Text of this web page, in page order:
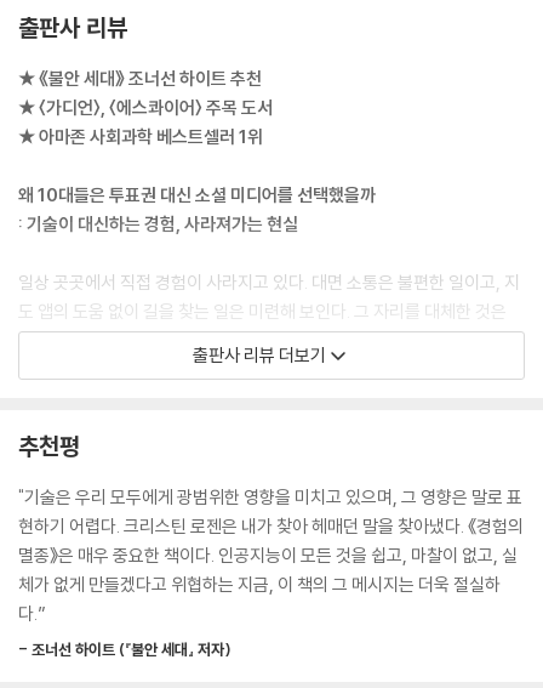
기를 나누고 그 반응을 기록한다. 베이비 모니터는 그들을 지켜본다. 기기
는 그들을 추적하고 모니터링한다. 부모는 아이가 태어나자마자 온라인 아
이디와 인스타그램 페이지를 만든다. 그들은 디지털 이미지를 무엇보다 중
요하게 여기는 문화 속에서, 온라인 세계를 지배하는 소셜 미디어 플랫폼
면 상호작용의 가능성은 낮으며 익명의 괴롭힘이 쉬운 곳에서 성장할 것이
다. 그곳은 역사에 대한 인식이 달라진 세계다. 과거는 더 이상 멀고 단절된
무언가가 아니다. 페이스북이 “1년 전 오늘” 기능으로 상기시켜주는 것이
다. 기술 회사들이 자주 상기시켜주듯이 그곳은 가능성의 세계이고, 애플
광고 슬로건이 약속하듯이 “자동적이고 수월하며 매끄러운” 곳이다. 이곳
이 우리가 사는 세계다. 여기는 우리가 살고 싶은 곳인가?
관대함이다.” 물리적으로 구현된 존재로서 서로에게 관심을 보이는 것, 즉
보고, 서로의 몸짓에 공감하는 것은 우리를 인간답게 만드는 핵심 요소다.
다른 사람에게 관심을 주려면 그의 물리적 존재에 시간을 할애해야만 한
다. 아무리 뛰어난 기술이라도 이런 모든 요구를 충족시킬 수는 없다.
--- p.87
몽테뉴는 수세기 전에 이렇게 경고했다. “모든 사람이 다른 곳으로, 미래로
출판사 리뷰
★ 《불안 세대》 조너선 하이트 추천
★ 〈가디언〉, 〈에스콰이어〉 주목 도서
★ 아마존 사회과학 베스트셀러 1위
왜 10대들은 투표권 대신 소셜 미디어를 선택했을까
: 기술이 대신하는 경험, 사라져가는 현실
일상 곳곳에서 직접 경험이 사라지고 있다. 대면 소통은 불편한 일이고, 지
도 앱의 도움 없이 길을 찾는 일은 미련해 보인다. 그 자리를 대체한 것은
인공지능을 비롯한 디지털 기술이다. 이제 단순히 경험을 대체하는 것을
넘어, 기술로 매개된 경험은 직접 경험보다 더 우선시되고 있다. 1년 동안
전 세계 청소년의 53퍼센트가 자신이 선호하는 기술을 잃느니 후각을 잃
는 편을 선택하겠다고 대답하기도 했다. 저자는 기술로 매개된 경험이 직
접 경험을 추월하는 시대가 도래했다고 선언한다. 직접 경험이 매개 경험
으로 대체됨에 따라 경험은 ‘겪는’ 일에서 ‘보는’ 일로 옮겨가고 있다. 여행
지의 모습보다 여행에 떠난 자신의 모습을 중계하고, 동영상을 보는 자신
의 모습을 다시 촬영한 리액션 영상을 게시한다. 이는 직접 경험이 박탈된
우리는 더 이상 경험으로부터 현실을 배우지 않는다. 대신 가상의 체험을
출판사 리뷰 더보기
추천평
"기술은 우리 모두에게 광범위한 영향을 미치고 있으며, 그 영향은 말로 표
현하기 어렵다. 크리스틴 로젠은 내가 찾아 헤매던 말을 찾아냈다. 《경험의
멸종》은 매우 중요한 책이다. 인공지능이 모든 것을 쉽고, 마찰이 없고, 실
체가 없게 만들겠다고 위협하는 지금, 이 책의 그 메시지는 더욱 절실하
다.”
- 조너선 하이트 (『불안 세대』 저자)